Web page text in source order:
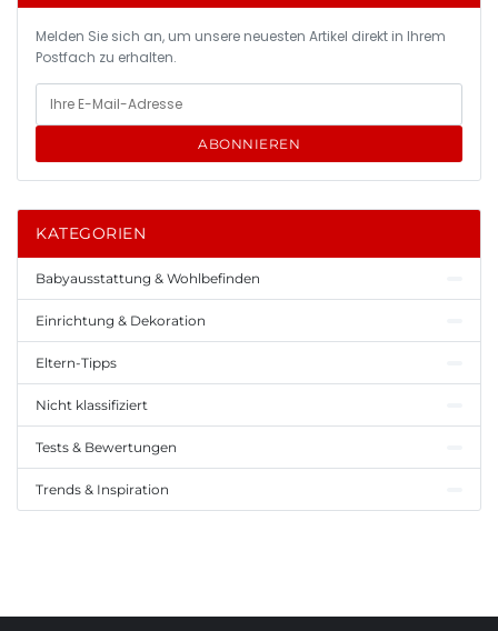
Melden Sie sich an, um unsere neuesten Artikel direkt in Ihrem
Postfach zu erhalten.
ABONNIEREN
KATEGORIEN
Babyausstattung & Wohlbefinden
Einrichtung & Dekoration
Eltern-Tipps
Nicht klassifiziert
Tests & Bewertungen
Trends & Inspiration